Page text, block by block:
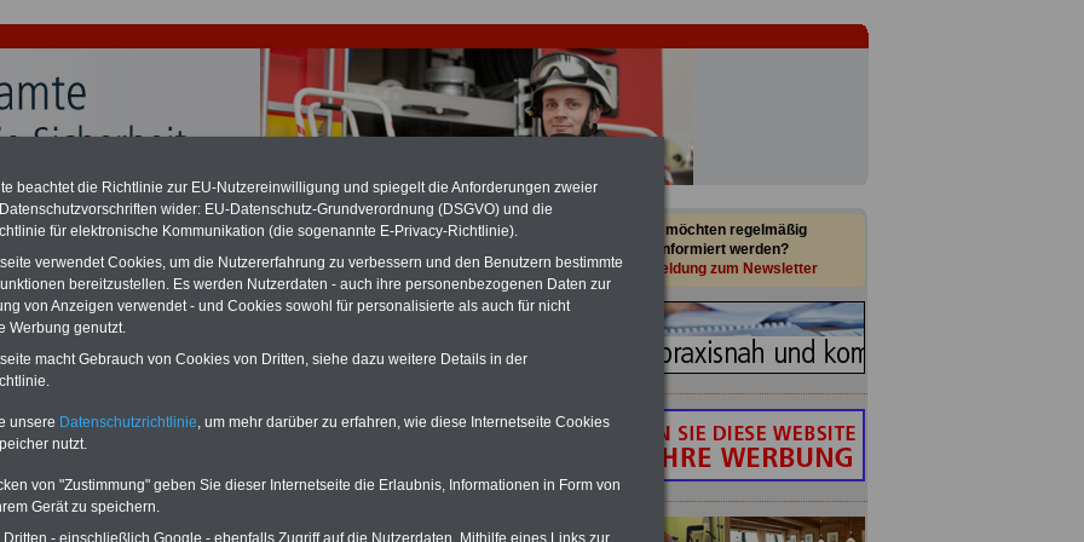
für Beamte auch im Ruhestand (zu geringe Alimentation)
hat die Berliner Landesbesoldung für verfassungs-
(Berlin muss bisMärz 2027 eine Neuregelung der Besoldung
Auch beim Bund (Beamte & Ruhestandsbeamte) gibt es teilweise
(Medienberichten zufolge liegt diese für
alle (!) Beamte
mind. 3.000 und 13.000 Euro , Der INFO-SERVICE gibt hierzu eine
heraus, die unmittelbar nach dem Beschluss des Gesetzentwurfs der
vorgelegt wird - im II. Quartal.2026 >>>
zur (Vor)Bestellung
.
Wissenswertes für Beschäftigte im
Dienst
Neu aufgelegt: März 2025 BEHÖRDEN-ABO mit drei
Sie möchten regelmäßig
informiert werden?
Anmeldung zum Newsletter
beachtet die Richtlinie zur EU-Nutzereinwilligung und spiegelt die Anforderungen zweier
wider: EU-Datenschutz-Grundverordnung (DSGVO) und die
für elektronische Kommunikation (die sogenannte E-Privacy-Richtlinie).
verwendet Cookies, um die Nutzererfahrung zu verbessern und den Benutzern bestimmte
bereitzustellen. Es werden Nutzerdaten - auch ihre personenbezogenen Daten zur
von Anzeigen verwendet - und Cookies sowohl für personalisierte als auch für nicht
Werbung genutzt.
macht Gebrauch von Cookies von Dritten, siehe dazu weitere Details in der
unsere Datenschutzrichtlinie, um mehr darüber zu erfahren, wie diese Internetseite Cookies
nutzt.
von "Zustimmung" geben Sie dieser Internetseite die Erlaubnis, Informationen in Form von
Gerät zu speichern.
- einschließlich Google - ebenfalls Zugriff auf die Nutzerdaten. Mithilfe eines Links zur